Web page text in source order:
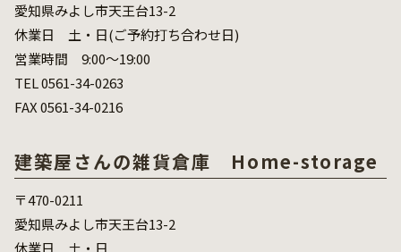
愛知県みよし市天王台13-2
休業日 土・日(ご予約打ち合わせ日)
営業時間 9:00～19:00
TEL 0561-34-0263
FAX 0561-34-0216
建築屋さんの雑貨倉庫 Home-storage
〒470-0211
愛知県みよし市天王台13-2
休業日 土・日